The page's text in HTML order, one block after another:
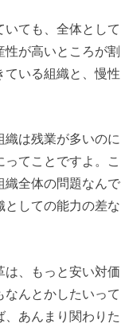
ても、全体として
性が高いところが割
ている組織と、慢性
は残業が多いのに
てことですよ。こ
織全体の問題なんで
としての能力の差な
は、もっと安い対価
んとかしたいって
あんまり関わりた